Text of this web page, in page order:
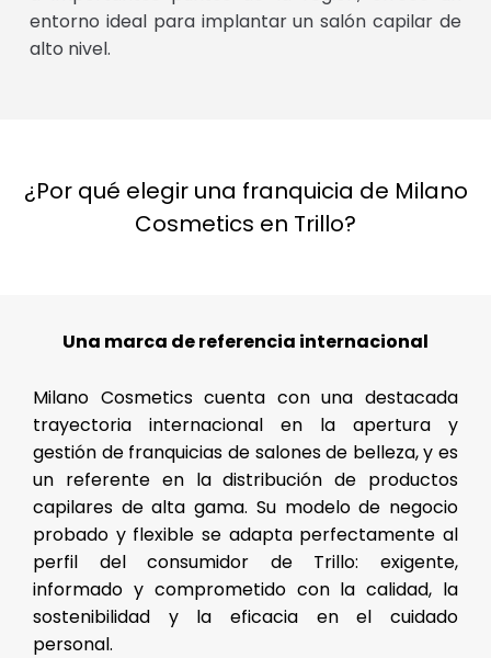
entorno ideal para implantar un salón capilar de
alto nivel.
¿Por qué elegir una franquicia de Milano
Cosmetics en Trillo?
Una marca de referencia internacional
Milano Cosmetics cuenta con una destacada
trayectoria internacional en la apertura y
gestión de franquicias de salones de belleza, y es
un referente en la distribución de productos
capilares de alta gama. Su modelo de negocio
probado y flexible se adapta perfectamente al
perfil del consumidor de Trillo: exigente,
informado y comprometido con la calidad, la
sostenibilidad y la eficacia en el cuidado
personal.